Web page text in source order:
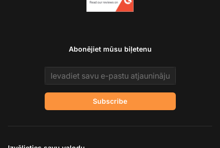
Abonējiet mūsu biļetenu
Email address
Subscribe